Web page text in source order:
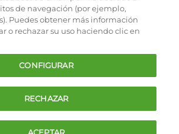
Cookies
de privacidad
y condiciones de la oferta
Contacto
FAQ
de navegación (por ejemplo,
Puedes obtener más información
o rechazar su uso haciendo clic en
CONFIGURAR
RECHAZAR